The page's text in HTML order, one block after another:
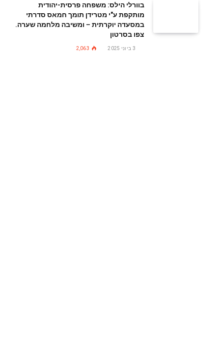
בוורלי הילס: משפחה פרסית-יהודית
מותקפת ע"י מטרידן תומך חמאס סדרתי
במסעדה יוקרתית – ומשיבה מלחמה שערה.
צפו בסרטון
3 ביוני 2025 2,063